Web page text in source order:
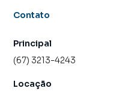
Contato
Principal
(67) 3213-4243
Locação